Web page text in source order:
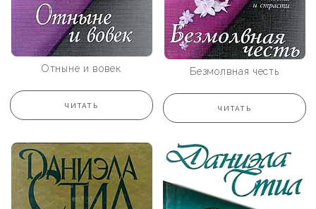
Отныне и вовек
ЧИТАТЬ
Безмолвная честь
ЧИТАТЬ